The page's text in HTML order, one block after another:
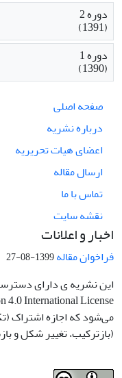
دوره 2
(1391)
دوره 1
(1390)
صفحه اصلی
درباره نشریه
اعضای هیات تحریریه
ارسال مقاله
تماس با ما
نقشه سایت
اخبار و اعلانات
فراخوان مقاله1399-08-27
این نشریه ی دارای
می‌شود که اجازه اشتراک
(بازترکیب، تغییر شکل و